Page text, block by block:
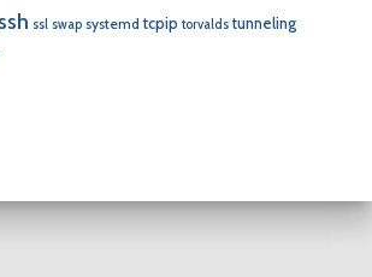
ssh ssl swap systemd tcpip torvalds tunneling